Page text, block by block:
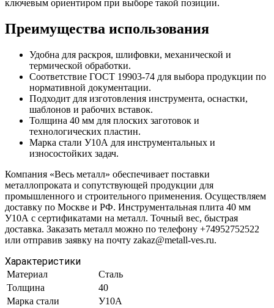
ключевым ориентиром при выборе такой позиции.
Преимущества использования
Удобна для раскроя, шлифовки, механической и
термической обработки.
Соответствие ГОСТ 19903-74 для выбора продукции по
нормативной документации.
Подходит для изготовления инструмента, оснастки,
шаблонов и рабочих вставок.
Толщина 40 мм для плоских заготовок и
технологических пластин.
Марка стали У10А для инструментальных и
износостойких задач.
Компания «Весь металл» обеспечивает поставки
металлопроката и сопутствующей продукции для
промышленного и строительного применения. Осуществляем
доставку по Москве и РФ. Инструментальная плита 40 мм
У10А с сертификатами на металл. Точный вес, быстрая
доставка. Заказать металл можно по телефону +74952752522
или отправив заявку на почту zakaz@metall-ves.ru.
Характеристики
Материал
Сталь
Толщина
40
Марка стали
У10А